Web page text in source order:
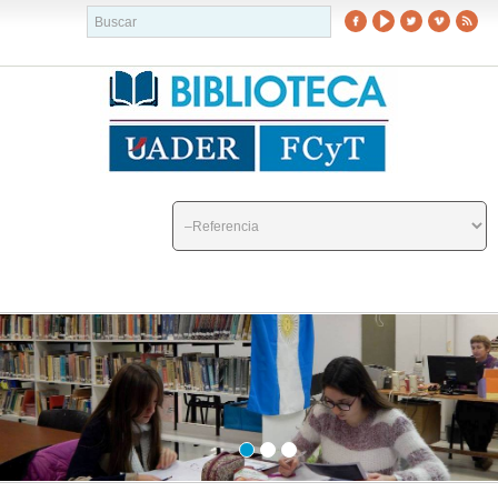
buscador